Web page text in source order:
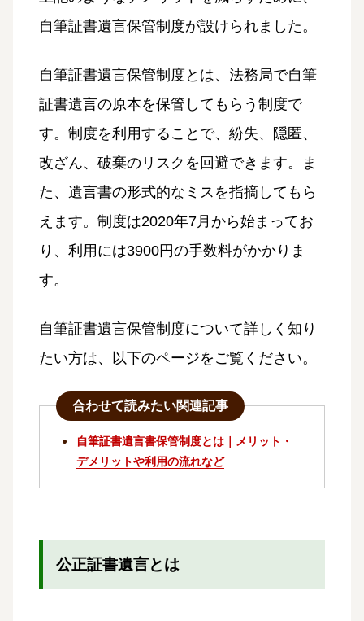
自筆証書遺言保管制度が設けられました。
自筆証書遺言保管制度とは、法務局で自筆
証書遺言の原本を保管してもらう制度で
す。制度を利用することで、紛失、隠匿、
改ざん、破棄のリスクを回避できます。ま
た、遺言書の形式的なミスを指摘してもら
えます。制度は2020年7月から始まってお
り、利用には3900円の手数料がかかりま
す。
自筆証書遺言保管制度について詳しく知り
たい方は、以下のページをご覧ください。
合わせて読みたい関連記事
自筆証書遺言書保管制度とは｜メリット・
デメリットや利用の流れなど
公正証書遺言とは